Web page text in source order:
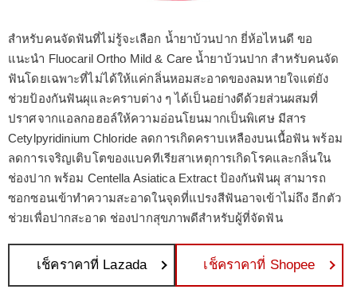
สำหรับคนจัดฟันที่ไม่รู้จะเลือก น้ำยาบ้วนปาก ยี่ห้อไหนดี ขอ
แนะนำ Fluocaril Ortho Mild & Care น้ำยาบ้วนปาก สำหรับคนจัด
ฟันโดยเฉพาะที่ไม่ได้ให้แค่กลิ่นหอมสะอาดของลมหายใจแต่ยัง
ช่วยป้องกันฟันผุและคราบต่าง ๆ ได้เป็นอย่างดีด้วยส่วนผสมที่
ปราศจากแอลกอฮอล์ให้ความอ่อนโยนมากเป็นพิเศษ มีสาร
Cetylpyridinium Chloride ลดการเกิดคราบเหลืองบนเนื้อฟัน พร้อม
ลดการเจริญเติบโตของแบคทีเรียสาเหตุการเกิดโรคและกลิ่นใน
ช่องปาก พร้อม Centella Asiatica Extract ป้องกันฟันผุ สามารถ
ซอกซอนเข้าทำความสะอาดในจุดที่แปรงสีฟันอาจเข้าไม่ถึง อีกตัว
ช่วยเพื่อปากสะอาด ช่องปากสุขภาพดีสำหรับผู้ที่จัดฟัน
เช็คราคาที่ Lazada เช็คราคาที่ Shopee